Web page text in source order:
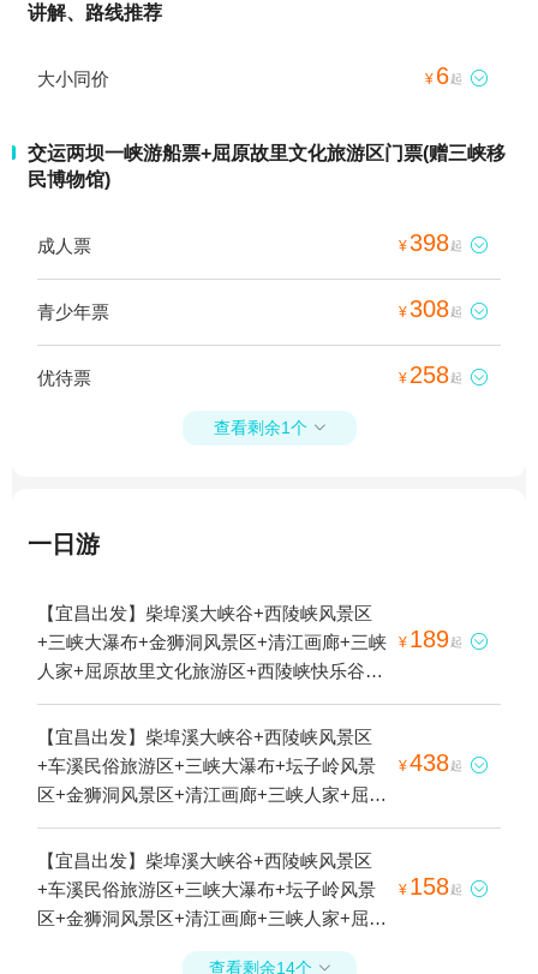
讲解、路线推荐
大小同价 ¥ 6起 
交运两坝一峡游船票+屈原故里文化旅游区门票(赠三峡移
民博物馆)
成人票 ¥398起 
青少年票 ¥308起 
优待票 ¥ 258起 
查看剩余1个 
一日游
【宜昌出发】柴埠溪大峡谷+西陵峡风景区
+三峡大瀑布+金狮洞风景区+清江画廊+三峡
人家+屈原故里文化旅游区+西陵峡快乐谷
+三峡大坝旅游区+西陵峡世外桃源+情人泉
+三峡竹海+昭君故里+武落钟离山+交运两坝
一峡游船+清江方山风景区+三峡大坝旅游风
景区-截流纪念园+宜昌本地玩乐+交运长江夜
垂直升船机+船进三峡人家+三峡千古情景区1
日游
¥ 189起 
【宜昌出发】柴埠溪大峡谷+西陵峡风景区
+车溪民俗旅游区+三峡大瀑布+坛子岭风景
区+金狮洞风景区+清江画廊+三峡人家+屈原
故里文化旅游区+西陵峡快乐谷+三峡大坝旅
游区+西陵峡世外桃源+情人泉+三峡竹海+昭
君故里+武落钟离山+交运两坝一峡游船+清
江方山风景区+185观景平台+夷陵长江大桥
游船+西陵峡观光游船(峡口山庄码头)+葛洲
¥438起 
【宜昌出发】柴埠溪大峡谷+西陵峡风景区
+车溪民俗旅游区+三峡大瀑布+坛子岭风景
区+金狮洞风景区+清江画廊+三峡人家+屈原
故里文化旅游区+西陵峡快乐谷+三峡大坝旅
¥ 158起 
查看剩余14个 